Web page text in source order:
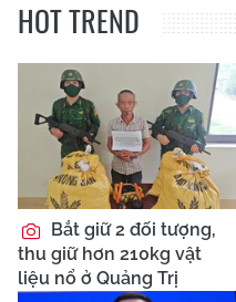
HOT TREND
Bắt giữ 2 đối tượng,
thu giữ hơn 210kg vật
liệu nổ ở Quảng Trị